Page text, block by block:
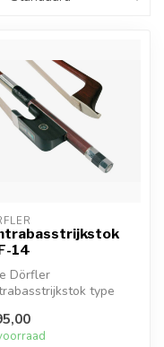
14
Dörfler
type
van gesele...